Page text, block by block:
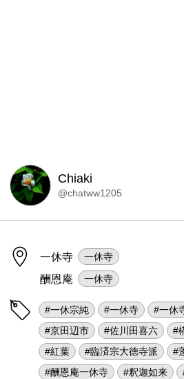
Chiaki
@chatww1205
一休寺 一休寺
酬恩庵 一休寺
#一休宗純 #一休寺
#一休
#京田辺市
#佐川田喜六 #
#紅葉
#臨済宗大徳寺派
#
#酬恩庵一休寺
#釈迦如来